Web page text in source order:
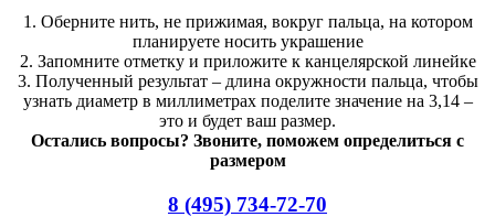
1. Оберните нить, не прижимая, вокруг пальца, на котором
планируете носить украшение
2. Запомните отметку и приложите к канцелярской линейке
3. Полученный результат – длина окружности пальца, чтобы
узнать диаметр в миллиметрах поделите значение на 3,14 –
это и будет ваш размер.
Остались вопросы? Звоните, поможем определиться с
размером
8 (495) 734-72-70